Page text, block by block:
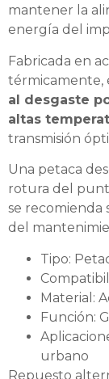
mantener la
energía del
Fabricada en
térmicamente,
al desgaste
altas
transmisión
Una petaca
rotura del
se
del
Tipo:
Material:
Función:
urbano
Repuesto